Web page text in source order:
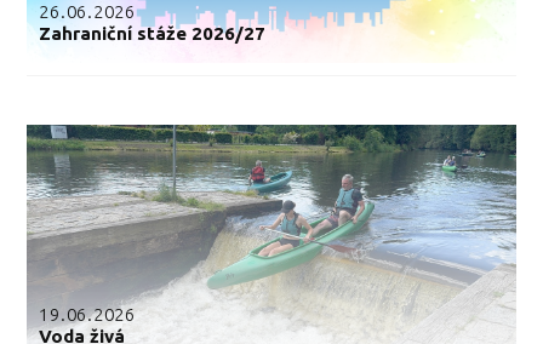
26.06.2026
Zahraniční stáže 2026/27
19.06.2026
Voda živá